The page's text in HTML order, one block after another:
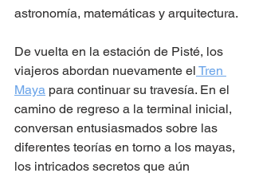
astronomía, matemáticas y arquitectura.
De vuelta en la estación de Pisté, los
viajeros abordan nuevamente el Tren
Maya para continuar su travesía. En el
camino de regreso a la terminal inicial,
conversan entusiasmados sobre las
diferentes teorías en torno a los mayas,
los intricados secretos que aún